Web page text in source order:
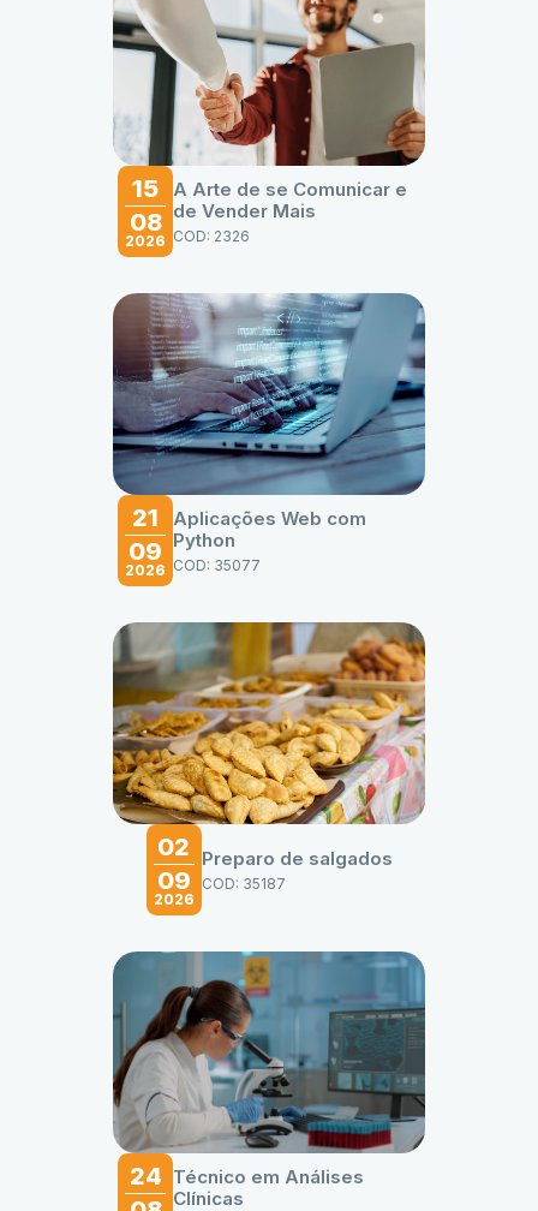
15
08
2026
A Arte de se Comunicar e
de Vender Mais
COD: 2326
21
09
2026
Aplicações Web com
Python
COD: 35077
02
09
2026
Preparo de salgados
COD: 35187
24 Técnico em Análises
Clínicas